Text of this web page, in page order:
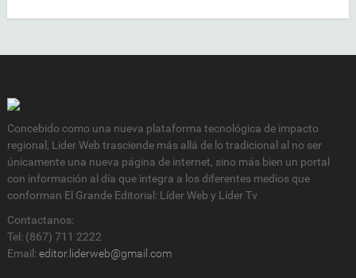
Concebido como una nueva plataforma tecnológica de impacto
regional, Lider Web trasciende más allá de lo tradicional al no ser
únicamente una nueva página de internet, sino más bien un portal
con información al día que integra a los diferentes medios que
conforman El Grande Editorial: Líder Web y Líder Tv
Contactanos:
Tel: (867) 711 2222
Email: editor.liderweb@gmail.com